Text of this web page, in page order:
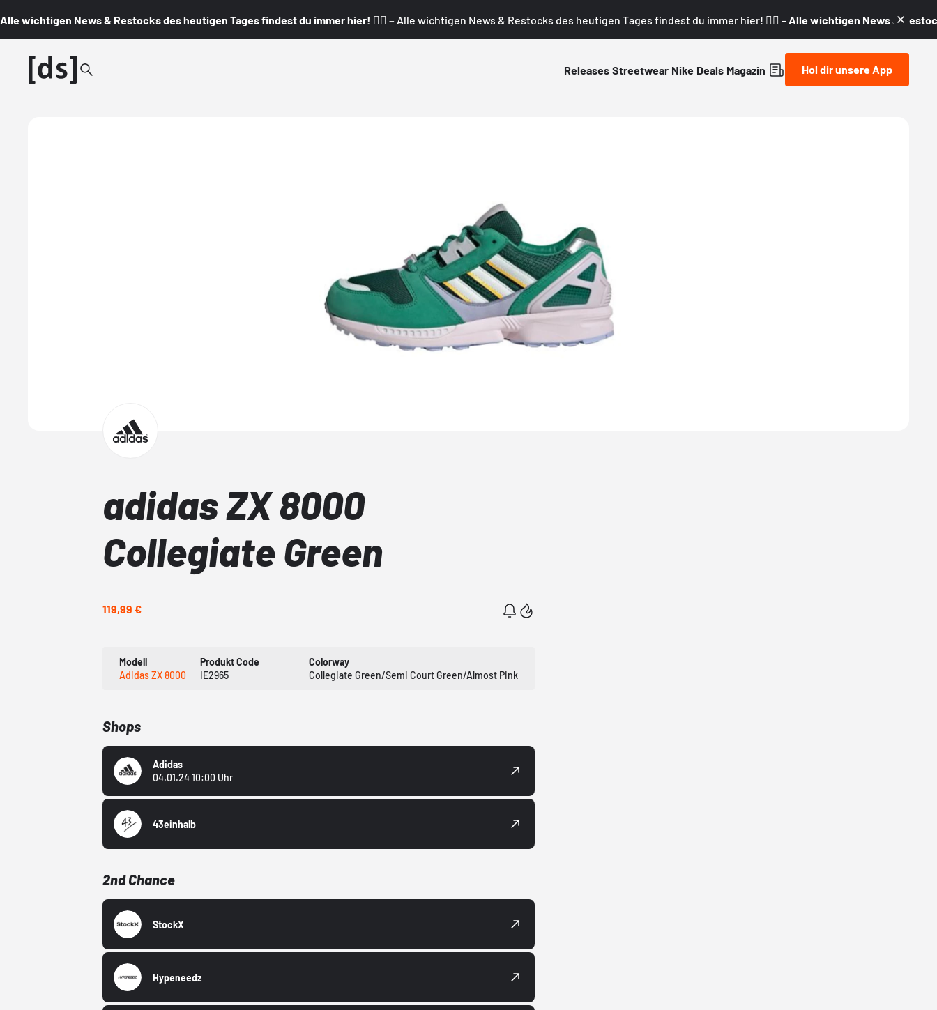
Alle wichtigen News & Restocks des heutigen Tages findest du immer hier! 👇🏼 – Alle wichtigen News & Restocks des heutigen Tages findest du immer hier! 👇🏼 – Alle wichtigen News &
Releases Streetwear Nike Deals Magazin Hol dir unsere App
adidas ZX 8000
Collegiate Green
119,99 €
Modell
Adidas ZX 8000
Produkt Code
IE2965
Colorway
Collegiate Green/Semi Court Green/Almost Pink
Shops
Adidas
04.01.24 10:00 Uhr
43einhalb
2nd Chance
StockX
Hypeneedz